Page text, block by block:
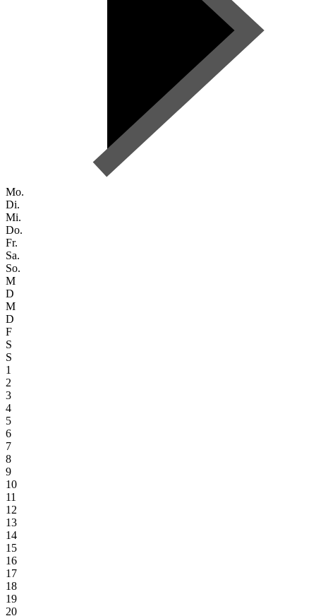
Mo.
Di.
Mi.
Do.
Fr.
Sa.
So.
M
D
M
D
F
S
S
1
2
3
4
5
6
7
8
9
10
11
12
13
14
15
16
17
18
19
20